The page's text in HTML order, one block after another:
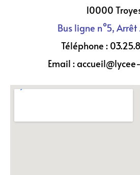
10000
Bus ligne n°5,
Téléphone :
Email :